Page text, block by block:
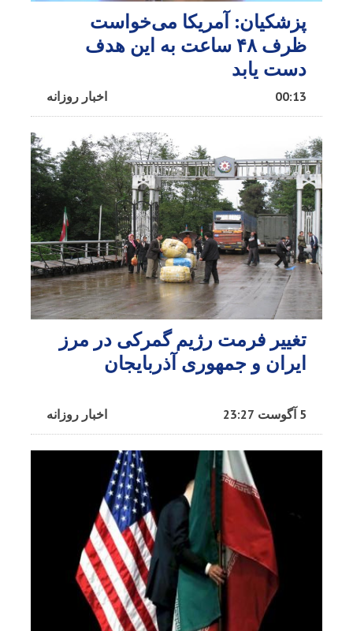
پزشکیان: آمریکا می‌خواست
ظرف ۴۸ ساعت به این هدف
دست یابد
اخبار روزانه 00:13
تغییر فرمت رژیم گمرکی در مرز
ایران و جمهوری آذربایجان
اخبار روزانه 5 آگوست 23:27